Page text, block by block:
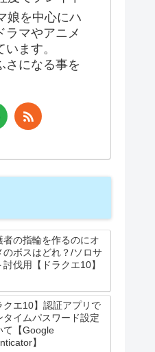
娘を中心にハ
ラマやアニメ
ます。
さになる事を
者の指輪を作るのにオ
のボスはどれ？/ソロサ
討伐用【ドラクエ10】
クエ10】認証アプリで
タイムパスワード設定
て【Google
】